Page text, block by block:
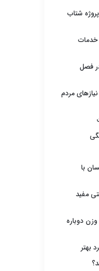
توسعه زیرساخت‌های سلامت فارس با ۳ پروژه شتاب
خدمات
فصل
مردم
با
مفید
دوباره
بهتر